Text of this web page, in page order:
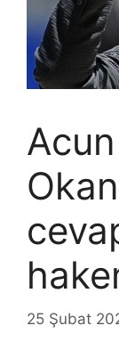
Acun
25 Şubat